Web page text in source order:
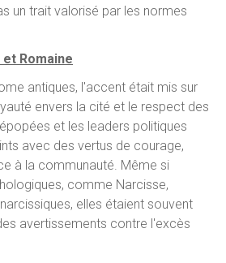
un trait valorisé par les normes
Romaine
antiques, l'accent était mis sur
envers la cité et le respect des
et les leaders politiques
avec des vertus de courage,
à la communauté. Même si
comme Narcisse,
elles étaient souvent
avertissements contre l'excès